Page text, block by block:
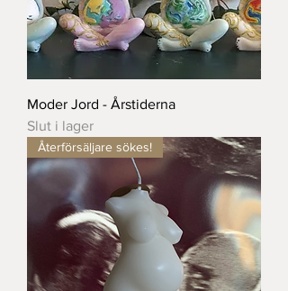
Moder Jord - Årstiderna
Slut i lager
Återförsäljare sökes!